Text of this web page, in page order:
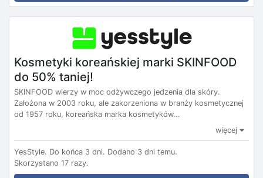
Kosmetyki koreańskiej marki SKINFOOD
do 50% taniej!
SKINFOOD wierzy w moc odżywczego jedzenia dla skóry.
Założona w 2003 roku, ale zakorzeniona w branży kosmetycznej
od 1957 roku, koreańska marka kosmetyków...
więcej
YesStyle. Do końca 3 dni. Dodano 3 dni temu.
Skorzystano 17 razy.